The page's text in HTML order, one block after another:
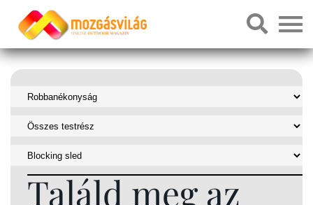
Találd meg az